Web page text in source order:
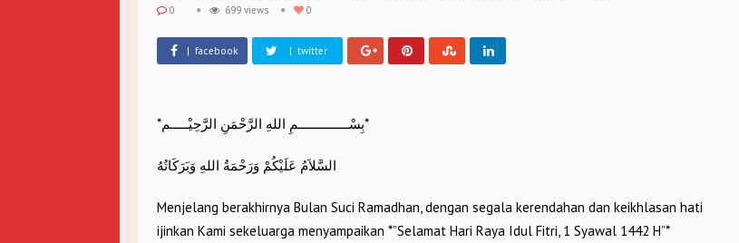
0 699 views 0
| facebook | twitter
*بِسْــــــــــــــمِ اللهِ الرَّحْمَنِ الرَّحِيْـــــم*
السَّلاَمُ عَلَيْكُمْ وَرَحْمَةُ اللهِ وَبَرَكَاتُهُ
Menjelang berakhirnya Bulan Suci Ramadhan, dengan segala kerendahan dan keikhlasan hati
ijinkan Kami sekeluarga menyampaikan *”Selamat Hari Raya Idul Fitri, 1 Syawal 1442 H”*